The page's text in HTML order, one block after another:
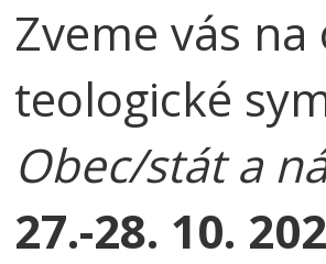
Zveme vás
teologické
Obec/stát a
27.-28. 10.